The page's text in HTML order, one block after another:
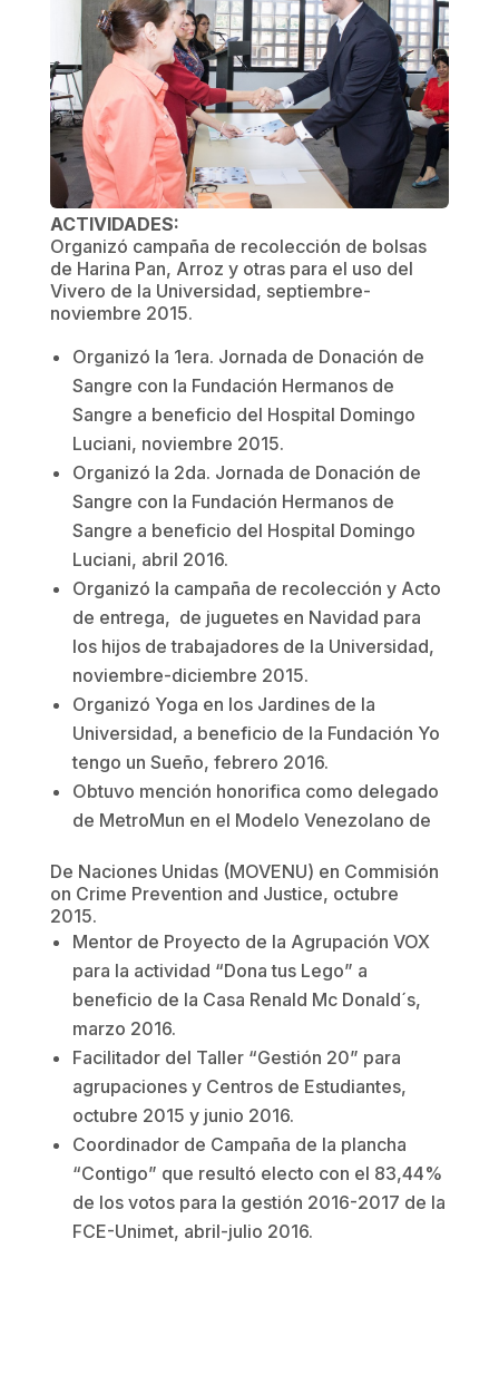
ACTIVIDADES:
Organizó campaña de recolección de bolsas
de Harina Pan, Arroz y otras para el uso del
Vivero de la Universidad, septiembre-
noviembre 2015.
Organizó la 1era. Jornada de Donación de
Sangre con la Fundación Hermanos de
Sangre a beneficio del Hospital Domingo
Luciani, noviembre 2015.
Organizó la 2da. Jornada de Donación de
Sangre con la Fundación Hermanos de
Sangre a beneficio del Hospital Domingo
Luciani, abril 2016.
Organizó la campaña de recolección y Acto
de entrega, de juguetes en Navidad para
los hijos de trabajadores de la Universidad,
noviembre-diciembre 2015.
Organizó Yoga en los Jardines de la
Universidad, a beneficio de la Fundación Yo
tengo un Sueño, febrero 2016.
Obtuvo mención honorifica como delegado
de MetroMun en el Modelo Venezolano de
De Naciones Unidas (MOVENU) en Commisión
on Crime Prevention and Justice, octubre
2015.
Mentor de Proyecto de la Agrupación VOX
para la actividad “Dona tus Lego” a
beneficio de la Casa Renald Mc Donald´s,
marzo 2016.
Facilitador del Taller “Gestión 20” para
agrupaciones y Centros de Estudiantes,
octubre 2015 y junio 2016.
Coordinador de Campaña de la plancha
“Contigo” que resultó electo con el 83,44%
de los votos para la gestión 2016-2017 de la
FCE-Unimet, abril-julio 2016.